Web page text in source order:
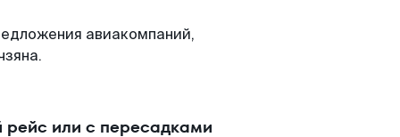
авиакомпаний,
рейс или с пересадками